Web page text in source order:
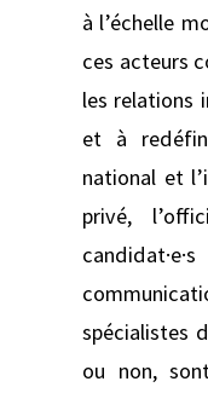
à l’échelle
ces acteurs
les relations
et à
national et
privé,
spécialistes
ou non,